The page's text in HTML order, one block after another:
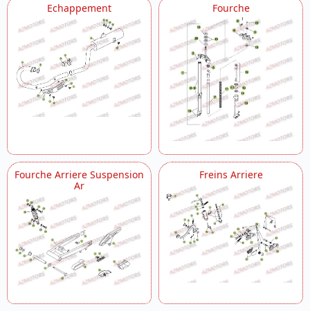
Echappement Fourche
Fourche Arriere Suspension
Ar
Freins Arriere